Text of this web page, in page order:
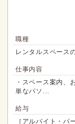
職種
レンタルスペース
仕事内容
・スペース案内、
単なパソ...
給与
［アルバイト・